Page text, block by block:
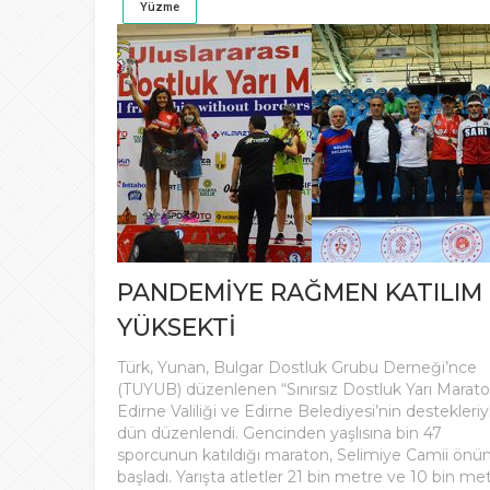
Yüzme
PANDEMİYE RAĞMEN KATILIM
YÜKSEKTİ
Türk, Yunan, Bulgar Dostluk Grubu Derneği’nce
(TUYUB) düzenlenen “Sınırsız Dostluk Yarı
Edirne Valiliği ve Edirne Belediyesi’nin
dün düzenlendi. Gencinden yaşlısına bin 47
sporcunun katıldığı maraton, Selimiye Camii
başladı. Yarışta atletler 21 bin metre ve 10 bin